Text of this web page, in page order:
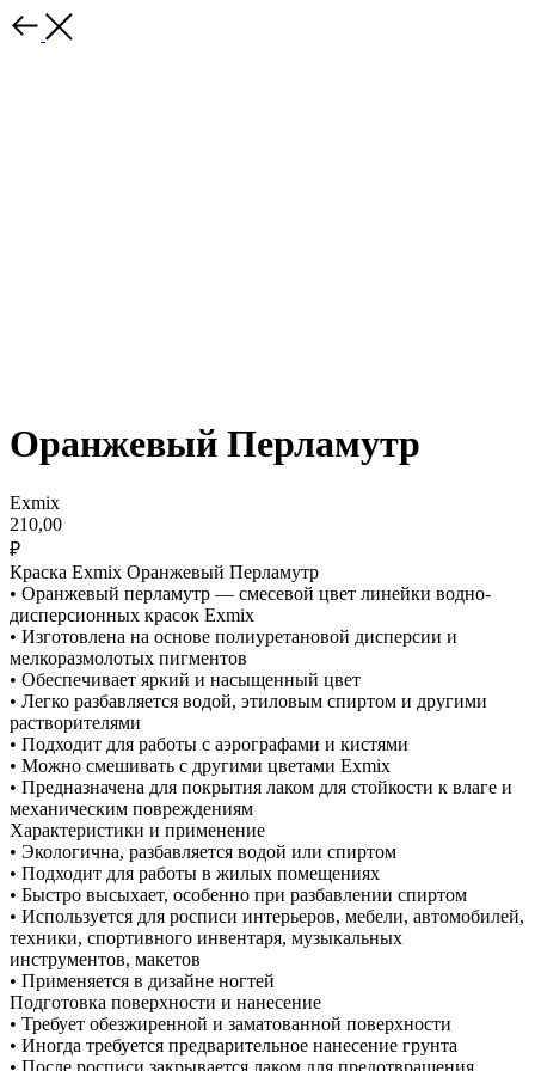
Оранжевый Перламутр
Exmix
210,00
₽
Краска Exmix Оранжевый Перламутр
• Оранжевый перламутр — смесевой цвет линейки водно-
дисперсионных красок Exmix
• Изготовлена на основе полиуретановой дисперсии и
мелкоразмолотых пигментов
• Обеспечивает яркий и насыщенный цвет
• Легко разбавляется водой, этиловым спиртом и другими
растворителями
• Подходит для работы с аэрографами и кистями
• Можно смешивать с другими цветами Exmix
• Предназначена для покрытия лаком для стойкости к влаге и
механическим повреждениям
Характеристики и применение
• Экологична, разбавляется водой или спиртом
• Подходит для работы в жилых помещениях
• Быстро высыхает, особенно при разбавлении спиртом
• Используется для росписи интерьеров, мебели, автомобилей,
техники, спортивного инвентаря, музыкальных
инструментов, макетов
• Применяется в дизайне ногтей
Подготовка поверхности и нанесение
• Требует обезжиренной и заматованной поверхности
• Иногда требуется предварительное нанесение грунта
• После росписи закрывается лаком для предотвращения